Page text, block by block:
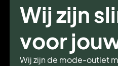
Wij zijn
voor
Wij zijn de mode-outlet